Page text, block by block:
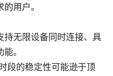
用户。
持无限设备同时连接、具
。
段的稳定性可能逊于顶